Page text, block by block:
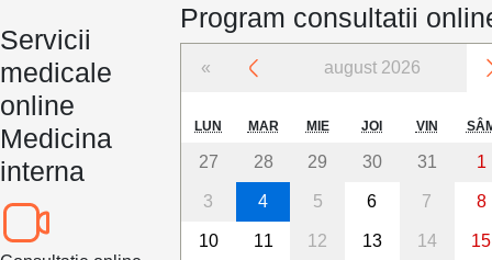
Servicii
medicale
online
Medicina
interna
Program consultatii
« august 2026
LUN MAR MIE JOI VIN
27 28 29 30 31 1
3 4 5 6 7 8
10 11 12 13 14 15